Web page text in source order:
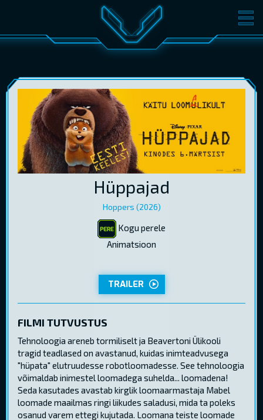
FILMID PILETID
KONVERENTS
KINKEKAARDID
Hüppajad
Hoppers (2026)
Kogu perele
Animatsioon
TRAILER
FILMI TUTVUSTUS
Tehnoloogia areneb tormiliselt ja Beavertoni Ülikooli
tragid teadlased on avastanud, kuidas inimteadvusega
"hüpata" elutruudesse robotloomadesse. See tehnoloogia
võimaldab inimestel loomadega suhelda... loomadena!
Seda kasutades avastab kirglik loomaarmastaja Mabel
loomade maailmas ringi liikudes saladusi, mida ta poleks
osanud varem ettegi kujutada. Loomana teiste loomade